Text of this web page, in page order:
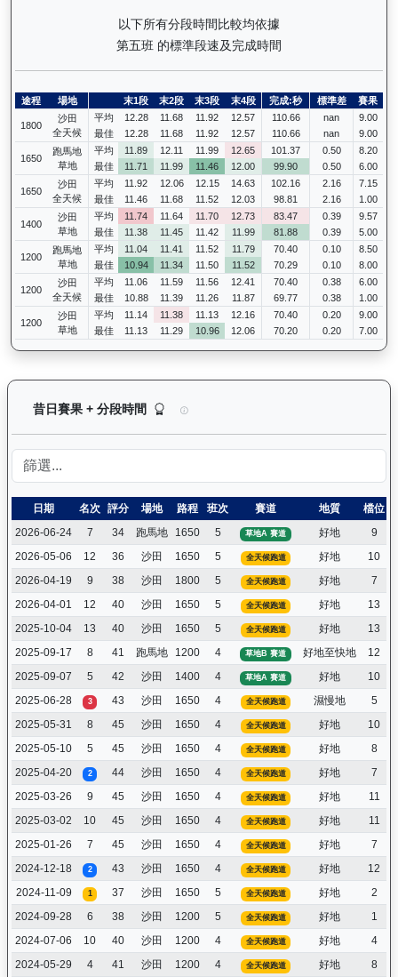
以下所有分段時間比較均依據
第五班 的標準段速及完成時間
途程 場地 末1段 末2段 末3段 末4段 完成:秒 標準差 賽果
1800
沙田
全天候
平均 12.28 11.68 11.92 12.57 110.66 nan
9.00
最佳
12.28 11.68 11.92 12.57 110.66 nan 9.00
1650
跑馬地
草地
平均 11.89 12.11 11.99 12.65 101.37 0.50
8.20
最佳
11.71 11.99 11.46 12.00 99.90 0.50 6.00
1650
沙田
全天候
平均 11.92 12.06 12.15 14.63 102.16 2.16
7.15
最佳
11.46 11.68 11.52 12.03 98.81 2.16 1.00
1400
沙田
草地
平均 11.74 11.64 11.70 12.73 83.47 0.39
9.57
最佳
11.38 11.45 11.42 11.99 81.88 0.39 5.00
1200
跑馬地
草地
平均 11.04 11.41 11.52 11.79 70.40 0.10
8.50
最佳
10.94 11.34 11.50 11.52 70.29 0.10 8.00
1200
沙田
全天候
平均 11.06 11.59 11.56 12.41 70.40 0.38
6.00
最佳
10.88 11.39 11.26 11.87 69.77 0.38 1.00
1200
沙田
草地
平均 11.14 11.38 11.13 12.16 70.40 0.20
9.00
最佳
11.13 11.29 10.96 12.06 70.20 0.20 7.00
昔日賽果 + 分段時間 閃耀威龍（G427）— 昔日賽果及分
日期 名次 評分 場地 路程 班次 賽道 地質 檔位
2026-06-24
7 34 跑馬地 1650 5 草地A 賽道 好地 9
2026-05-06
12 36 沙田 1650 5 全天候跑道 好地 10
2026-04-19
9 38 沙田 1800 5 全天候跑道 好地 7
2026-04-01
12 40 沙田 1650 5 全天候跑道 好地 13
2025-10-04
13 40 沙田 1650 5 全天候跑道 好地 13
2025-09-17
8 41 跑馬地 1200 4 草地B 賽道 好地至快地 12
2025-09-07
5 42 沙田 1400 4 草地A 賽道 好地 10
2025-06-28
3 43 沙田 1650 4 全天候跑道 濕慢地 5
2025-05-31
8 45 沙田 1650 4 全天候跑道 好地 10
2025-05-10
5 45 沙田 1650 4 全天候跑道 好地 8
2025-04-20
2 44 沙田 1650 4 全天候跑道 好地 7
2025-03-26
9 45 沙田 1650 4 全天候跑道 好地 11
2025-03-02
10 45 沙田 1650 4 全天候跑道 好地 11
2025-01-26
7 45 沙田 1650 4 全天候跑道 好地 7
2024-12-18
2 43 沙田 1650 4 全天候跑道 好地 12
2024-11-09
1 37 沙田 1650 5 全天候跑道 好地 2
2024-09-28
6 38 沙田 1200 5 全天候跑道 好地 1
2024-07-06
10 40 沙田 1200 4 全天候跑道 好地 4
2024-05-29
4 41 沙田 1200 4 全天候跑道 好地 8